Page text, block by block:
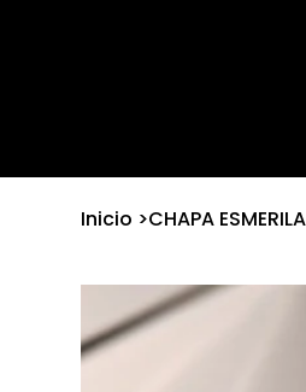
Inicio >CHAPA